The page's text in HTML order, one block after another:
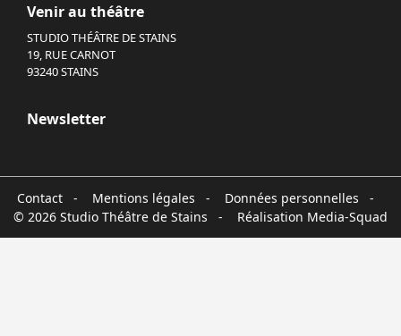
Venir au théâtre
STUDIO THÉÂTRE DE STAINS
19, RUE CARNOT
93240 STAINS
Newsletter
Contact- Mentions légales - Données personnelles -
© 2026 Studio Théâtre de Stains - Réalisation Media-Squad